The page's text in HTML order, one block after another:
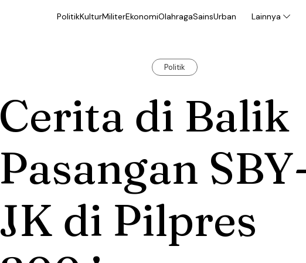
PolitikKulturMiliterEkonomiOlahragaSainsUrban Lainnya
Politik
Cerita di Balik
Pasangan
JK di Pilpres